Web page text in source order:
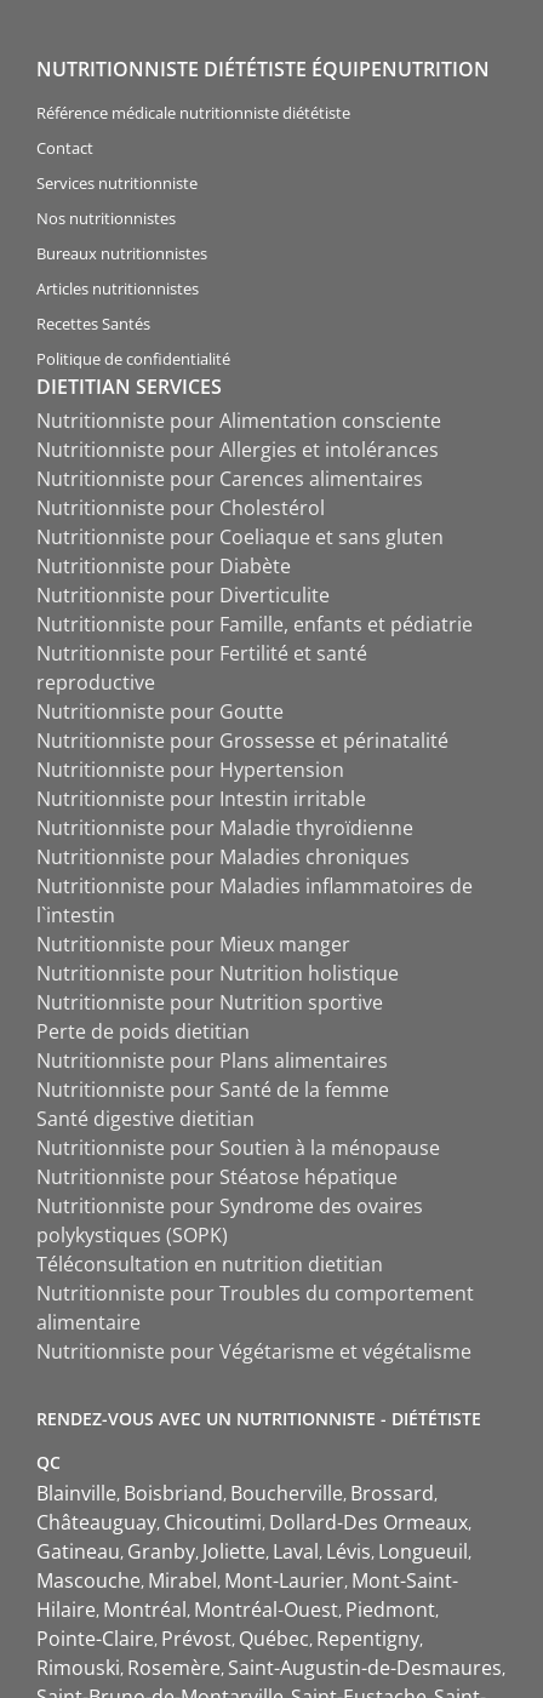
NUTRITIONNISTE DIÉTÉTISTE ÉQUIPENUTRITION
Référence médicale nutritionniste diététiste
Contact
Services nutritionniste
Nos nutritionnistes
Bureaux nutritionnistes
Articles nutritionnistes
Recettes Santés
Politique de confidentialité
DIETITIAN SERVICES
Nutritionniste pour Alimentation consciente
Nutritionniste pour Allergies et intolérances
Nutritionniste pour Carences alimentaires
Nutritionniste pour Cholestérol
Nutritionniste pour Coeliaque et sans gluten
Nutritionniste pour Diabète
Nutritionniste pour Diverticulite
Nutritionniste pour Famille, enfants et pédiatrie
Nutritionniste pour Fertilité et santé
reproductive
Nutritionniste pour Goutte
Nutritionniste pour Grossesse et périnatalité
Nutritionniste pour Hypertension
Nutritionniste pour Intestin irritable
Nutritionniste pour Maladie thyroïdienne
Nutritionniste pour Maladies chroniques
Nutritionniste pour Maladies inflammatoires de
l`intestin
Nutritionniste pour Mieux manger
Nutritionniste pour Nutrition holistique
Nutritionniste pour Nutrition sportive
Perte de poids dietitian
Nutritionniste pour Plans alimentaires
Nutritionniste pour Santé de la femme
Santé digestive dietitian
Nutritionniste pour Soutien à la ménopause
Nutritionniste pour Stéatose hépatique
Nutritionniste pour Syndrome des ovaires
polykystiques (SOPK)
Téléconsultation en nutrition dietitian
Nutritionniste pour Troubles du comportement
alimentaire
Nutritionniste pour Végétarisme et végétalisme
RENDEZ-VOUS AVEC UN NUTRITIONNISTE - DIÉTÉTISTE
QC
Blainville Boisbriand Boucherville Brossard
Châteauguay Chicoutimi Dollard-Des Ormeaux
Gatineau Granby Joliette Laval Lévis Longueuil
Mascouche Mirabel Mont-Laurier Mont-Saint-
Hilaire Montréal Montréal-Ouest Piedmont
Pointe-Claire Prévost Québec Repentigny
Rimouski Rosemère Saint-Augustin-de-Desmaures